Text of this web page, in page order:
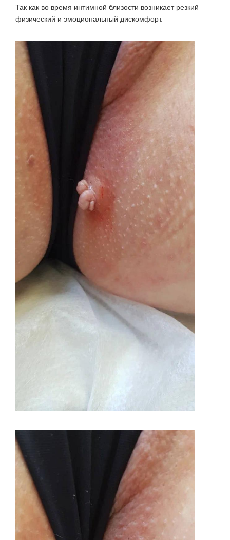
Так как во время интимной близости возникает резкий
физический и эмоциональный дискомфорт.